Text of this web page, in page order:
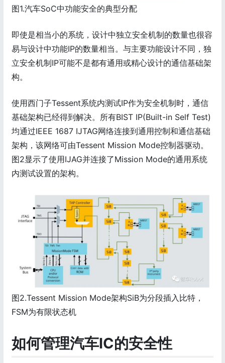
图1.汽车SoC中功能安全的典型分配
即使是相当小的系统，设计中独立安全机制的数量也很容
易与设计中功能IP的数量相当。与主要功能设计不同，独
立安全机制IP可能不是都有通用或精心设计的通信基础架
构。
使用西门子Tessent系统内测试IP作为安全机制时，通信
基础架构已经得到解决。所有BIST IP(Built-in Self Test)
均通过IEEE 1687 IJTAG网络连接到通用控制和通信基础
架构，该网络可由Tessent Mission Mode控制器驱动。
图2显示了使用IJAG并连接了Mission Mode的通用系统
内测试设置的架构。
图2.Tessent Mission Mode架构SiB为分段插入比特，
FSM为有限状态机
如何管理汽车IC的安全性